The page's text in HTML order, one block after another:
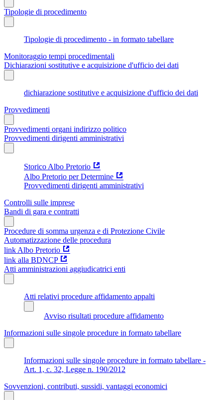
Tipologie di procedimento
Tipologie di procedimento - in formato tabellare
Monitoraggio tempi procedimentali
Dichiarazioni sostitutive e acquisizione d'ufficio dei dati
dichiarazione sostitutive e acquisizione d'ufficio dei dati
Provvedimenti
Provvedimenti organi indirizzo politico
Provvedimenti dirigenti amministrativi
Storico Albo Pretorio
Albo Pretorio per Determine
Provvedimenti dirigenti amministrativi
Controlli sulle imprese
Bandi di gara e contratti
Procedure di somma urgenza e di Protezione Civile
Automatizzazione delle procedura
link Albo Pretorio
link alla BDNCP
Atti amministrazioni aggiudicatrici enti
Atti relativi procedure affidamento appalti
Avviso risultati procedure affidamento
Informazioni sulle singole procedure in formato tabellare
Informazioni sulle singole procedure in formato tabellare -
Art. 1, c. 32, Legge n. 190/2012
Sovvenzioni, contributi, sussidi, vantaggi economici